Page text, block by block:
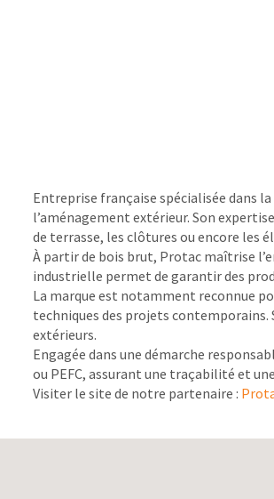
Entreprise française spécialisée dans
l’aménagement extérieur. Son
de terrasse, les clôtures ou encore les
À partir de bois brut, Protac maîtrise
industrielle permet de garantir des
La marque est notamment reconnue
techniques des projets
extérieurs.
Engagée dans une démarche
ou PEFC, assurant une traçabilité et
Visiter le site de notre partenaire :